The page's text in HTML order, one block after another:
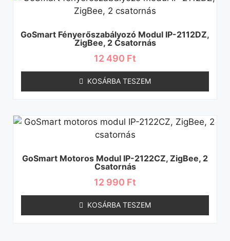
GoSmart Fényerőszabályozó Modul IP-2112DZ,
ZigBee, 2 Csatornás
12 490 Ft
KOSÁRBA TESZEM
GoSmart Motoros Modul IP-2122CZ, ZigBee, 2
Csatornás
12 990 Ft
KOSÁRBA TESZEM